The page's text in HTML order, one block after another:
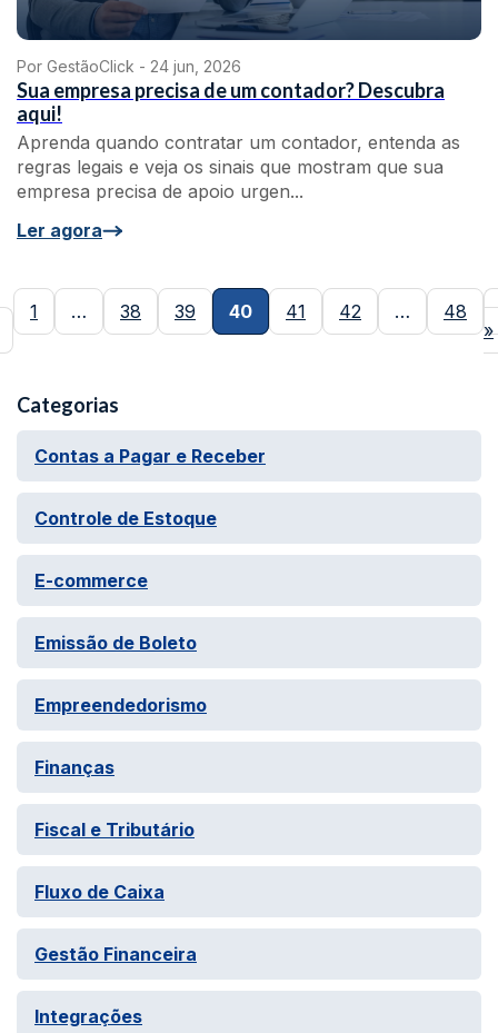
Por GestãoClick - 24 jun, 2026
Sua empresa precisa de um contador? Descubra
aqui!
Aprenda quando contratar um contador, entenda as
regras legais e veja os sinais que mostram que sua
empresa precisa de apoio urgen...
Ler agora
1 … 38 39 40 41 42 …
48
»
Categorias
Contas a Pagar e Receber
Controle de Estoque
E-commerce
Emissão de Boleto
Empreendedorismo
Finanças
Fiscal e Tributário
Fluxo de Caixa
Gestão Financeira
Integrações